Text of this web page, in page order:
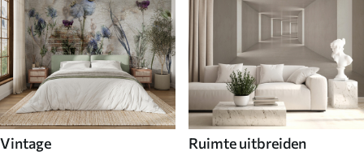
Vintage Ruimte uitbreiden